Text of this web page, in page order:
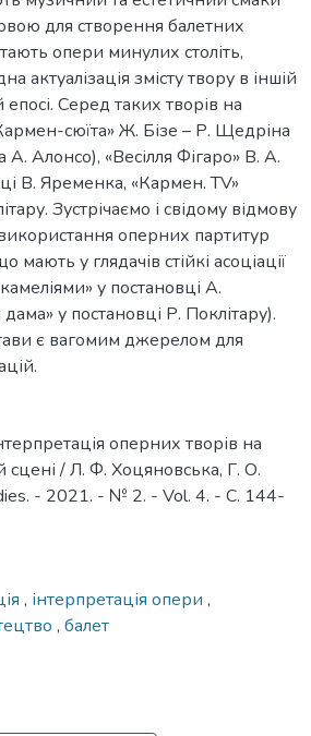
для створення балетних
опери минулих століть,
актуалізація змісту твору в іншій
епосі. Серед таких творів на
сюїта» Ж. Бізе – Р. Щедріна
А. Алонсо), «Весілля Фігаро» В. А.
В. Яременка, «Кармен. TV»
Зустрічаємо і свідому відмову
оперних партитур
мають у глядачів стійкі асоціації
у постановці А.
дама» у постановці Р. Поклітару).
є вагомим джерелом для
оперних творів на
сцені / Л. Ф. Хоцяновська, Г. О.
- 2021. - № 2. - Vol. 4. - С. 144-
, інтерпретація опери ,
, балет